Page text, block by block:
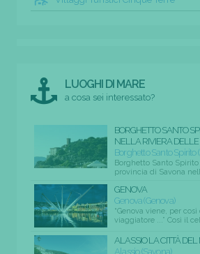
LUOGHI DI MARE
a cosa sei interessato?
BORGHETTO SANTO
NELLA RIVIERA
Borghetto Santo Spirito
Borghetto Santo
provincia di Savona
GENOVA
Genova (Genova)
“Genova viene, per
viaggiatore ...” Così il
ALASSIO LA CITTÀ DEL
Alassio (Savona)